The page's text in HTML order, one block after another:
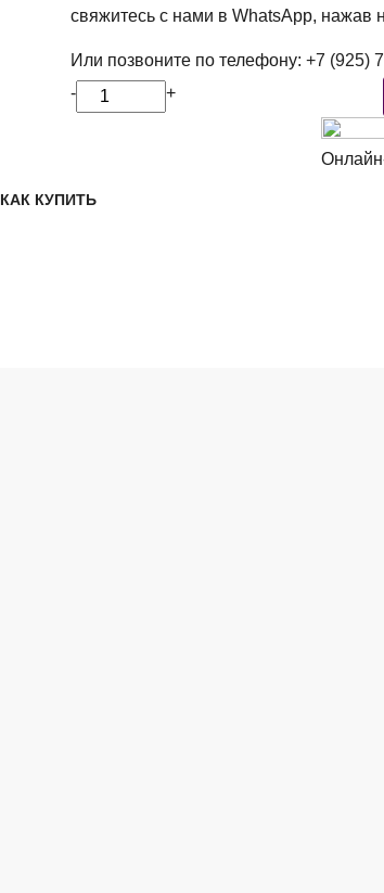
свяжитесь с нами в WhatsApp, нажав
Или позвоните по телефону: +7 (925)
-
+
КАК КУПИТЬ